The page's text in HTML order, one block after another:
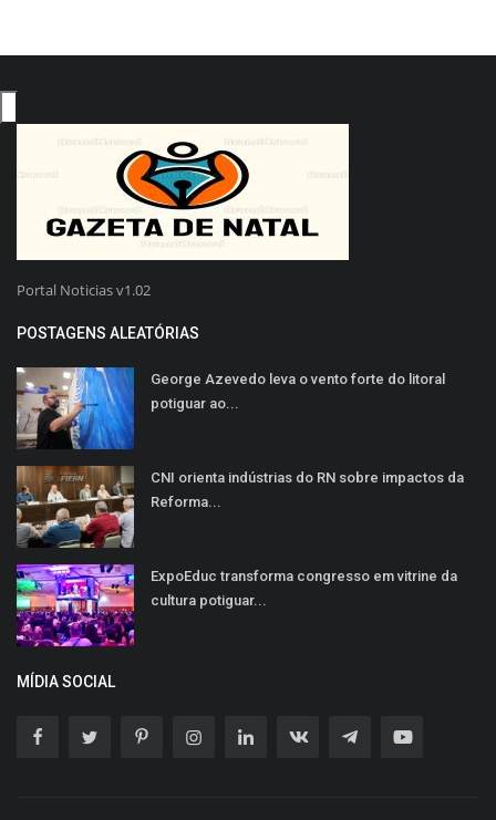
Portal Noticias v1.02
POSTAGENS ALEATÓRIAS
George Azevedo leva o vento forte do litoral
potiguar ao...
CNI orienta indústrias do RN sobre impactos da
Reforma...
ExpoEduc transforma congresso em vitrine da
cultura potiguar...
MÍDIA SOCIAL